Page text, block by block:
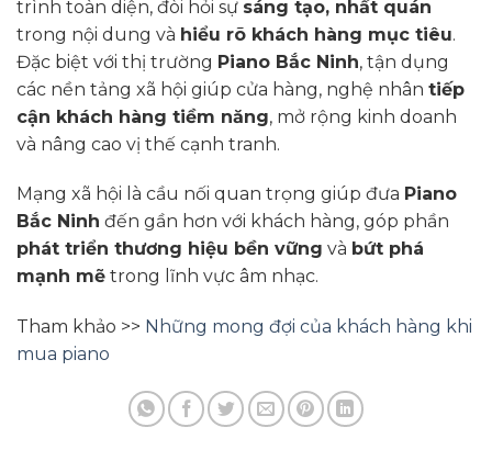
trình toàn diện, đòi hỏi sự sáng tạo, nhất quán
trong nội dung và hiểu rõ khách hàng mục tiêu.
Đặc biệt với thị trường Piano Bắc Ninh, tận dụng
các nền tảng xã hội giúp cửa hàng, nghệ nhân tiếp
cận khách hàng tiềm năng, mở rộng kinh doanh
và nâng cao vị thế cạnh tranh.
Mạng xã hội là cầu nối quan trọng giúp đưa Piano
Bắc Ninh đến gần hơn với khách hàng, góp phần
phát triển thương hiệu bền vững và bứt phá
mạnh mẽ trong lĩnh vực âm nhạc.
Tham khảo >> Những mong đợi của khách hàng khi
mua piano